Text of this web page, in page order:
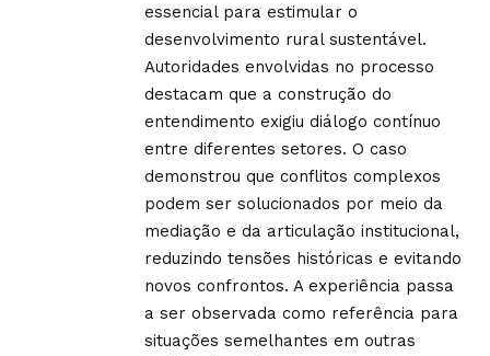
essencial para estimular o
desenvolvimento rural sustentável.
Autoridades envolvidas no processo
destacam que a construção do
entendimento exigiu diálogo contínuo
entre diferentes setores. O caso
demonstrou que conflitos complexos
podem ser solucionados por meio da
mediação e da articulação institucional,
reduzindo tensões históricas e evitando
novos confrontos. A experiência passa
a ser observada como referência para
situações semelhantes em outras